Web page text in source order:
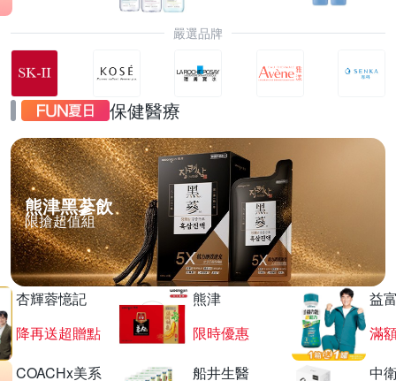
嚴選品牌
保健醫療
熊津黑蔘飲
限搶超值組
杏輝蓉憶記
降再送超贈點
熊津
限時優惠
益
滿
COACHx美系
船井生醫
中